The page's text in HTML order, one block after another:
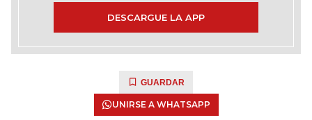
DESCARGUE LA APP
GUARDAR
UNIRSE A WHATSAPP